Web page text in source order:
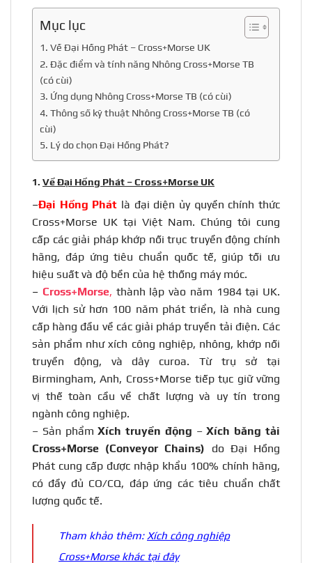
Mục lục
1. Về Đại Hồng Phát – Cross+Morse UK
2. Đặc điểm và tính năng Nhông Cross+Morse TB
(có cùi)
3. Ứng dụng Nhông Cross+Morse TB (có cùi)
4. Thông số kỹ thuật Nhông Cross+Morse TB (có
cùi)
5. Lý do chọn Đại Hồng Phát?
1. Về Đại Hồng Phát – Cross+Morse UK
–Đại Hồng Phát là đại diện ủy quyền chính thức
Cross+Morse UK tại Việt Nam. Chúng tôi cung
cấp các giải pháp khớp nối trục truyền động chính
hãng, đáp ứng tiêu chuẩn quốc tế, giúp tối ưu
hiệu suất và độ bền của hệ thống máy móc.
– Cross+Morse, thành lập vào năm 1984 tại UK.
Với lịch sử hơn 100 năm phát triển, là nhà cung
cấp hàng đầu về các giải pháp truyền tải điện. Các
sản phẩm như xích công nghiệp, nhông, khớp nối
truyền động, và dây curoa. Từ trụ sở tại
Birmingham, Anh, Cross+Morse tiếp tục giữ vững
vị thế toàn cầu về chất lượng và uy tín trong
ngành công nghiệp.
– Sản phẩmXích truyền động –Xích băng tải
Cross+Morse (Conveyor Chains) do Đại Hồng
Phát cung cấp được nhập khẩu 100% chính hãng,
có đầy đủ CO/CQ, đáp ứng các tiêu chuẩn chất
lượng quốc tế.
Tham khảo thêm: Xích công nghiệp
Cross+Morse khác tại đây